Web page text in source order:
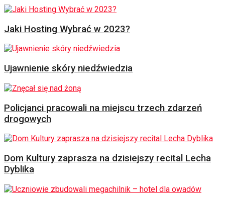
Jaki Hosting Wybrać w 2023?
Ujawnienie skóry niedźwiedzia
Policjanci pracowali na miejscu trzech zdarzeń
drogowych
Dom Kultury zaprasza na dzisiejszy recital Lecha
Dyblika